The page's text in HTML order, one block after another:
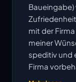
mit der
meiner
speditiv und
Firma
ihre Website